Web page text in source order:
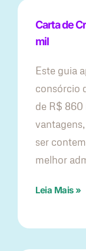
Carta de
mil
Este guia
consórcio
de R$ 860
ser
melhor
Leia Mais »